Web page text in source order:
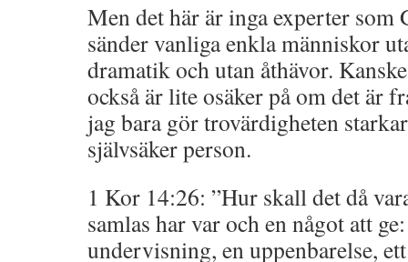
Men det här är inga experter som
sänder vanliga enkla människor
dramatik och utan åthävor.
också är lite osäker på om det är
jag bara gör trovärdigheten
självsäker person.
1 Kor 14:26: ”Hur skall det då
samlas har var och en något att
undervisning, en uppenbarelse,